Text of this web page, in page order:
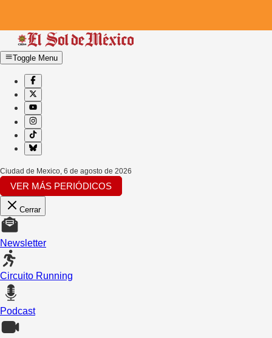
Toggle Menu
Ciudad de Mexico, 6 de agosto de 2026
VER MÁS PERIÓDICOS
Cerrar
Newsletter
Circuito Running
Podcast